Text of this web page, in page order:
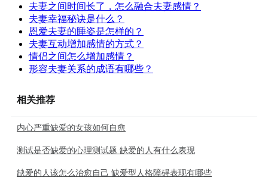
夫妻之间时间长了，怎么融合夫妻感情？
夫妻幸福秘诀是什么？
恩爱夫妻的睡姿是怎样的？
夫妻互动增加感情的方式？
情侣之间怎么增加感情？
形容夫妻关系的成语有哪些？
相关推荐
内心严重缺爱的女孩如何自愈
测试是否缺爱的心理测试题 缺爱的人有什么表现
缺爱的人该怎么治愈自己 缺爱型人格障碍表现有哪些